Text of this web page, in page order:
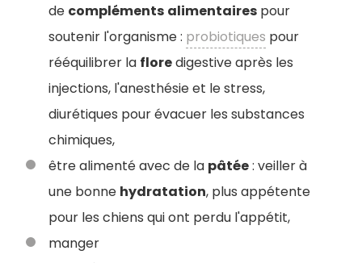
de compléments alimentaires pour
soutenir l'organisme : probiotiques pour
rééquilibrer la floredigestive après les
injections, l'anesthésie et le stress,
diurétiques pour évacuer les substances
chimiques,
être alimenté avec de la pâtée: veiller à
une bonne hydratation, plus appétente
pour les chiens qui ont perdu l'appétit,
manger